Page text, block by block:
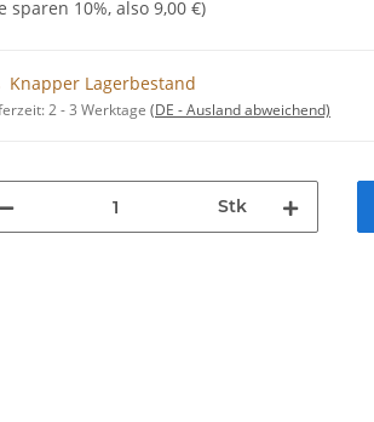
sparen 10%, also 9,00 €)
Knapper Lagerbestand
2 - 3 Werktage (DE - Ausland abweichend)
Stk